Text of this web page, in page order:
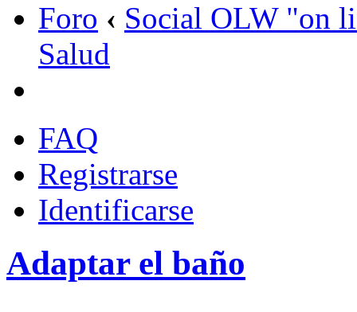
Foro ‹ Social OLW "on
Salud
FAQ
Registrarse
Identificarse
Adaptar el baño